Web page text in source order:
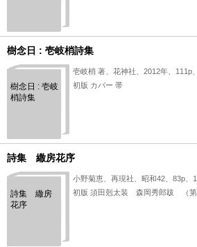
樹念日 : 壱岐梢詩集
樹念日 : 壱岐
梢詩集
壱岐梢 著、花神社、2012年、111p
初版 カバー 帯
詩集 繖房花序
詩集 繖房
花序
小野菊恵、再現社、昭和42、83p、
初版 須田剋太装 森岡秀郎跋 （第